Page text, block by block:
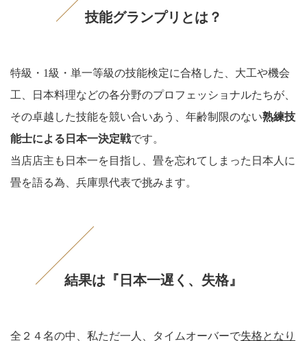
技能グランプリとは？
特級・1級・単一等級の技能検定に合格した、大工や機会
工、日本料理などの各分野のプロフェッショナルたちが、
その卓越した技能を競い合いあう、年齢制限のない熟練技
能士による日本一決定戦です。
当店店主も日本一を目指し、畳を忘れてしまった日本人に
畳を語る為、兵庫県代表で挑みます。
結果は『日本一遅く、失格』
全２４名の中、私ただ一人、タイムオーバーで失格となり